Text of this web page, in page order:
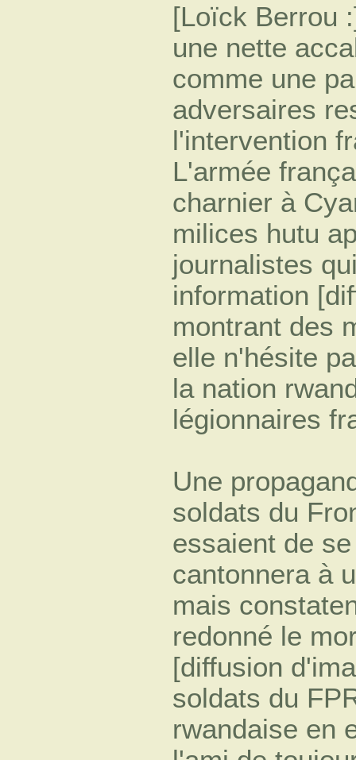
[Loïck Berrou
une nette
comme une
adversaires
l'intervention
L'armée
charnier à
milices hutu
journalistes
information
montrant des
elle n'hésite
la nation
légionnaires
Une
soldats du
essaient de
cantonnera à
mais
redonné le
[diffusion
soldats du
rwandaise en